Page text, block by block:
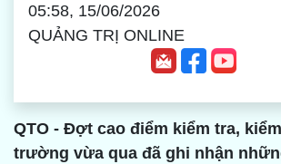
05:58, 15/06/2026
QUẢNG TRỊ ONLINE
QTO - Đợt cao điểm kiểm tra,
trường vừa qua đã ghi nhận